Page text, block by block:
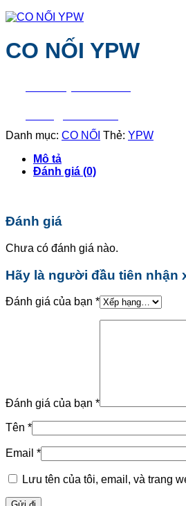
CO NỐI YPW
Danh mục: CO NỐI Thẻ: YPW
Mô tả
Đánh giá (0)
Đánh giá
Chưa có đánh giá nào.
Hãy là người đầu tiên nhận
Đánh giá của bạn *
Đánh giá của bạn *
Tên *
Email *
Lưu tên của tôi, email, và trang